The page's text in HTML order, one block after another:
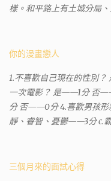
樣。和平路上有土城分局
沒有正式的地政事務所，
到以後還真嚇了一跳，這
有問題的幽靈合約恐怕還
會去調閱這些資料。因為
案牘勞形中，會願意為了
市板橋地政事務所 )去取得
你的漫畫戀人
1.不喜歡自己現在的性別
一次電影？ 是——1分 否
分 否——0分 4.喜歡男孩
靜、睿智、憂鬱——3分 c.
——1分 6.希望戀人的姓氏
三個月來的面試心得